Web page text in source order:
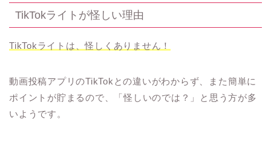
TikTokライトが怪しい理由
TikTokライトは、怪しくありません！
動画投稿アプリのTikTokとの違いがわからず、また簡単に
ポイントが貯まるので、「怪しいのでは？」と思う方が多
いようです。